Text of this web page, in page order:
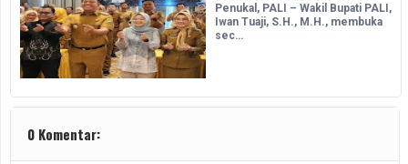
Penukal, PALI – Wakil Bupati PALI,
Iwan Tuaji, S.H., M.H., membuka
sec…
0 Komentar: